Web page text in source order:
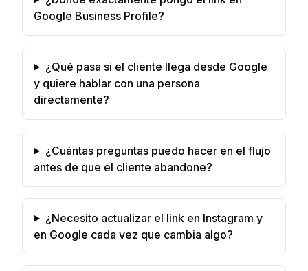
Google Business Profile?
¿Qué pasa si el cliente llega desde Google
y quiere hablar con una persona
directamente?
¿Cuántas preguntas puedo hacer en el flujo
antes de que el cliente abandone?
¿Necesito actualizar el link en Instagram y
en Google cada vez que cambia algo?